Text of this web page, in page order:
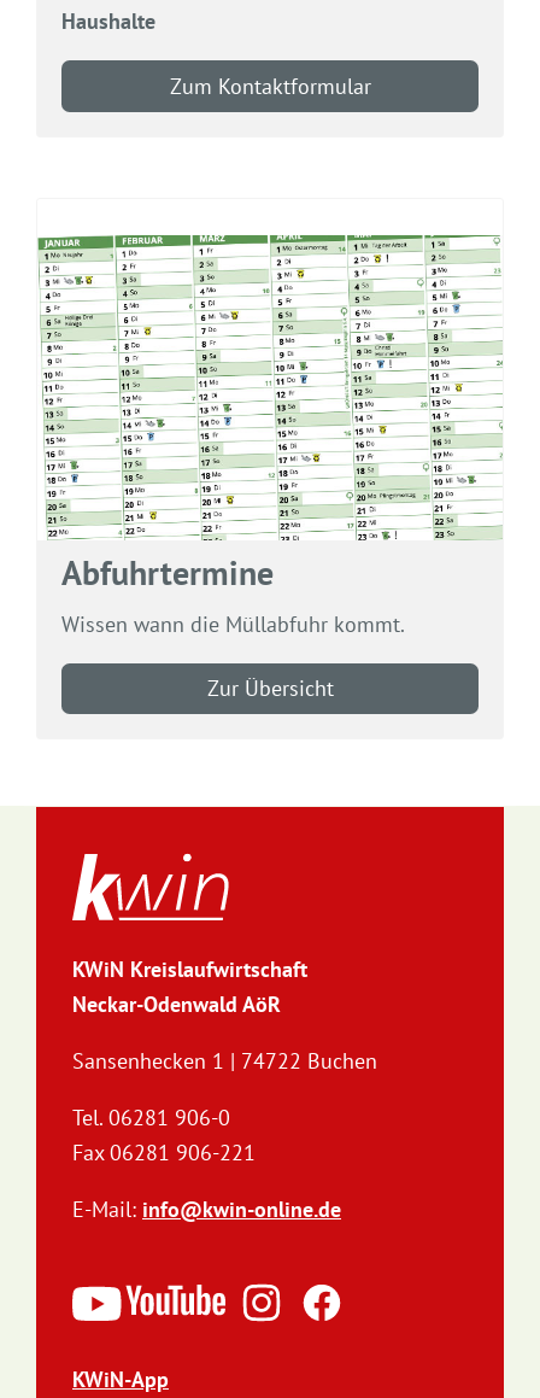
Haushalte
Zum Kontaktformular
Abfuhrtermine
Wissen wann die Müllabfuhr kommt.
Zur Übersicht
KWiN Kreislaufwirtschaft
Neckar-Odenwald AöR
Sansenhecken 1 | 74722 Buchen
Tel. 06281 906-0
Fax 06281 906-221
E-Mail: info@kwin-online.de
KWiN-App